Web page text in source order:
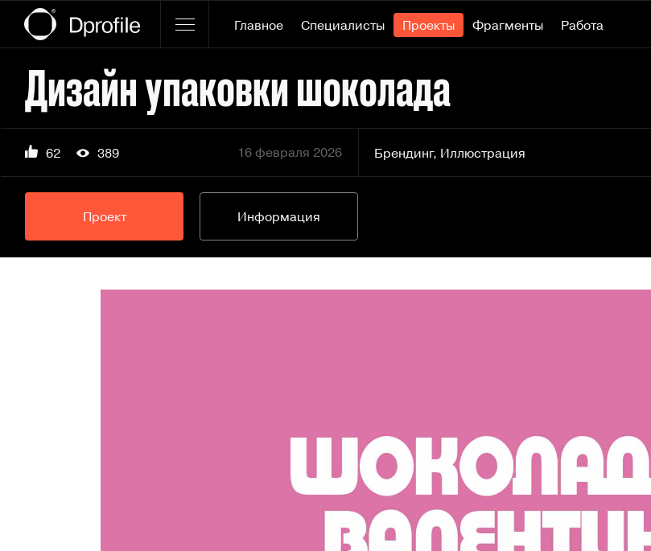
Главное Специалисты Проекты Фрагменты Работа
Дизайн упаковки шоколада
62 389 16 февраля 2026 Брендинг, Иллюстрация
Проект Информация